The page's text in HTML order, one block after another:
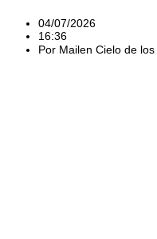
04/07/2026
16:36
Por Mailen Cielo de